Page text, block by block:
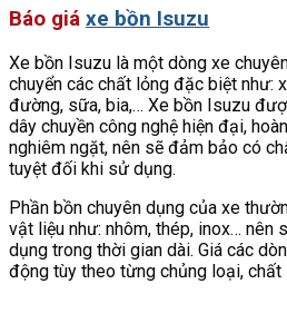
Báo giá xe bồn Isuzu
Xe bồn Isuzu là một dòng xe
chuyển các chất lỏng đặc biệt như:
đường, sữa, bia,… Xe bồn Isuzu
dây chuyền công nghệ hiện đại,
nghiêm ngặt, nên sẽ đảm bảo có
tuyệt đối khi sử dụng.
Phần bồn chuyên dụng của xe
vật liệu như: nhôm, thép, inox… nên
dụng trong thời gian dài. Giá các
động tùy theo từng chủng loại, chất